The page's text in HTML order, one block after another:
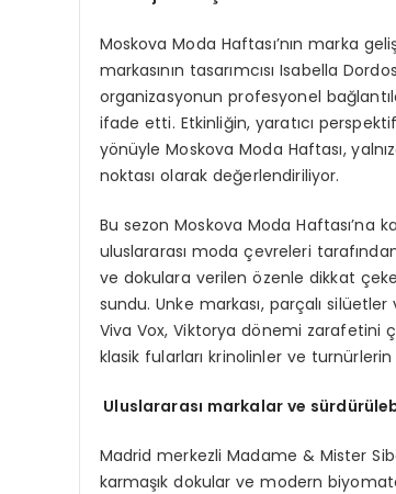
Moskova Moda Haftası’nın marka
markasının tasarımcısı Isabella
organizasyonun profesyonel
ifade etti. Etkinliğin, yaratıcı
yönüyle Moskova Moda Haftası,
noktası olarak değerlendiriliyor.
Bu sezon Moskova Moda Haftası’na
uluslararası moda çevreleri
ve dokulara verilen özenle dikkat
sundu. Unke markası, parçalı silüetler
Viva Vox, Viktorya dönemi zarafetini
klasik fularları krinolinler ve
Uluslararası markalar ve
Madrid merkezli Madame & Mister
karmaşık dokular ve modern